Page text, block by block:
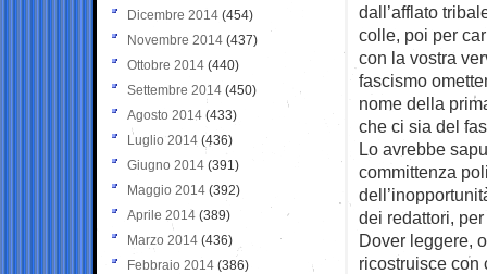
dall’afflato
colle, poi per
con la vostra
fascismo
nome della
che ci sia del
Lo avrebbe
committenza
dei redattori,
Dover leggere,
ricostruisce con
Dicembre 2014 (454)
Novembre 2014 (437)
Ottobre 2014 (440)
Settembre 2014 (450)
Agosto 2014 (433)
Luglio 2014 (436)
Giugno 2014 (391)
Maggio 2014 (392)
Aprile 2014 (389)
Marzo 2014 (436)
Febbraio 2014 (386)